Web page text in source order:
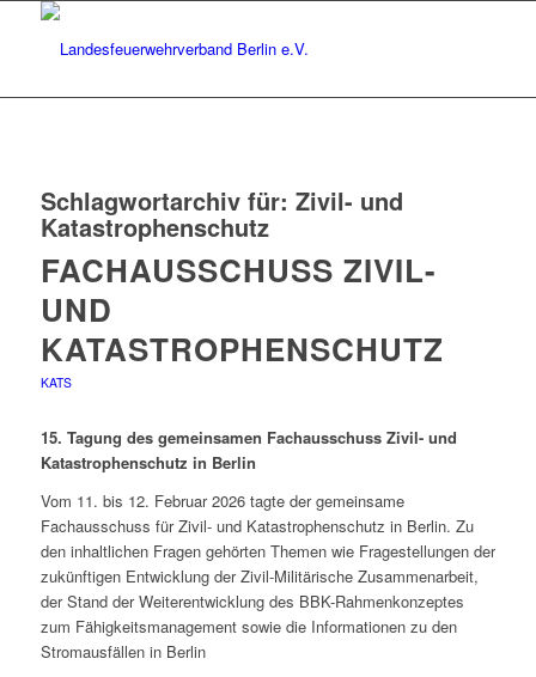
Schlagwortarchiv für: Zivil- und
Katastrophenschutz
FACHAUSSCHUSS ZIVIL-
UND
KATASTROPHENSCHUTZ
KATS
15. Tagung des gemeinsamen Fachausschuss Zivil- und
Katastrophenschutz in Berlin
Vom 11. bis 12. Februar 2026 tagte der gemeinsame
Fachausschuss für Zivil- und Katastrophenschutz in Berlin. Zu
den inhaltlichen Fragen gehörten Themen wie Fragestellungen der
zukünftigen Entwicklung der Zivil-Militärische Zusammenarbeit,
der Stand der Weiterentwicklung des BBK-Rahmenkonzeptes
zum Fähigkeitsmanagement sowie die Informationen zu den
Stromausfällen in Berlin